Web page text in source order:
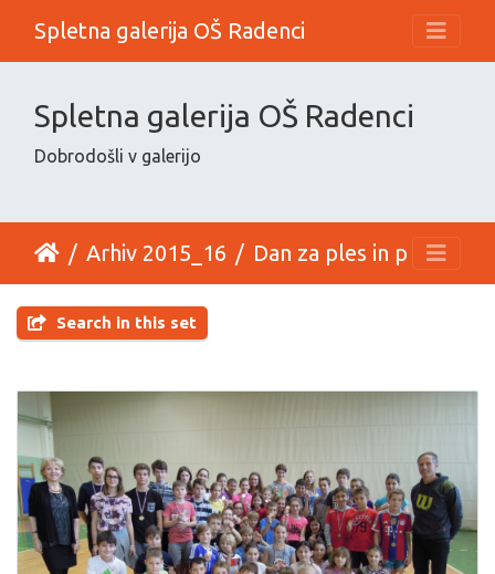
Spletna galerija OŠ Radenci
Spletna galerija OŠ Radenci
Dobrodošli v galerijo
Arhiv 2015_16 Dan za ples in podelitev medalj za jesenski kros - 24. 12. 2015
Search in this set